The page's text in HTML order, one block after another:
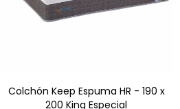
Colchón Keep Espuma HR - 190 x
200 King Especial